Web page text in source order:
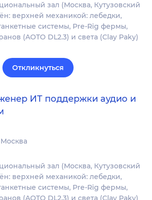
зал (Москва, Кутузовский
верхней механикой: лебедки,
системы, Pre-Rig фермы,
(AOTO DL2.3) и света (Clay Paky)
Откликнуться
ИТ поддержки аудио и
Москва
зал (Москва, Кутузовский
верхней механикой: лебедки,
системы, Pre-Rig фермы,
(AOTO DL2.3) и света (Clay Paky)